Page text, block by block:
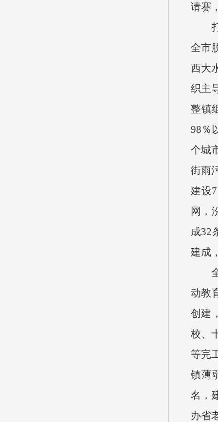
请赛
打
全市
西大
织主
整镇
98％
个城
街雨
建设
网，
成32
建成
全
动教
创建
校、
等完
镇薄
名，
办省